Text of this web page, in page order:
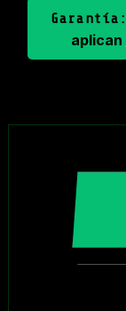
Garantía:
aplican